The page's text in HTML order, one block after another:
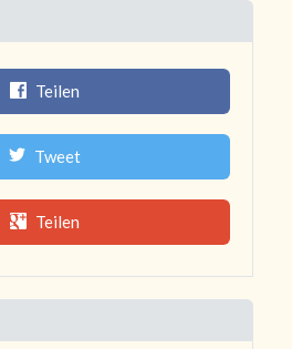
Teilen
Tweet
Teilen